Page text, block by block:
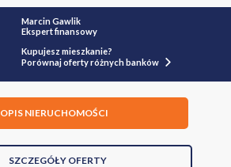
Marcin Gawlik
Ekspert finansowy
Kupujesz mieszkanie?
Porównaj oferty różnych banków
OPIS NIERUCHOMOŚCI
SZCZEGÓŁY OFERTY